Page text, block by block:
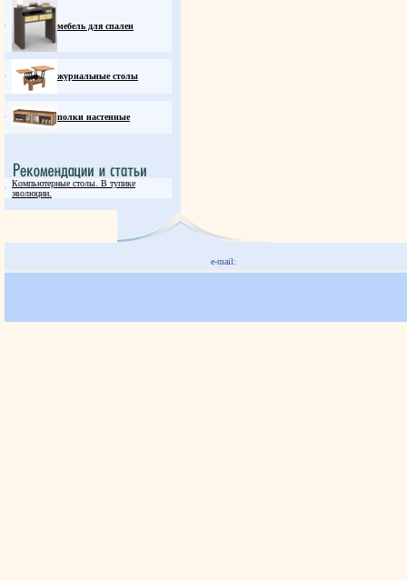
мебель для спален
журнальные столы
полки настенные
Компьютерные столы. В тупике
эволюции.
e-mail: